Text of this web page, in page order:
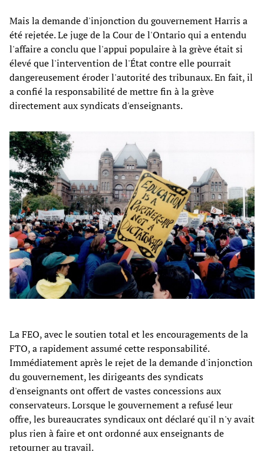
Mais la demande d'injonction du gouvernement Harris a
été rejetée. Le juge de la Cour de l'Ontario qui a entendu
l'affaire a conclu que l'appui populaire à la grève était si
élevé que l'intervention de l'État contre elle pourrait
dangereusement éroder l'autorité des tribunaux. En fait, il
a confié la responsabilité de mettre fin à la grève
directement aux syndicats d'enseignants.
La FEO, avec le soutien total et les encouragements de la
FTO, a rapidement assumé cette responsabilité.
Immédiatement après le rejet de la demande d'injonction
du gouvernement, les dirigeants des syndicats
d'enseignants ont offert de vastes concessions aux
conservateurs. Lorsque le gouvernement a refusé leur
offre, les bureaucrates syndicaux ont déclaré qu'il n'y avait
plus rien à faire et ont ordonné aux enseignants de
retourner au travail.